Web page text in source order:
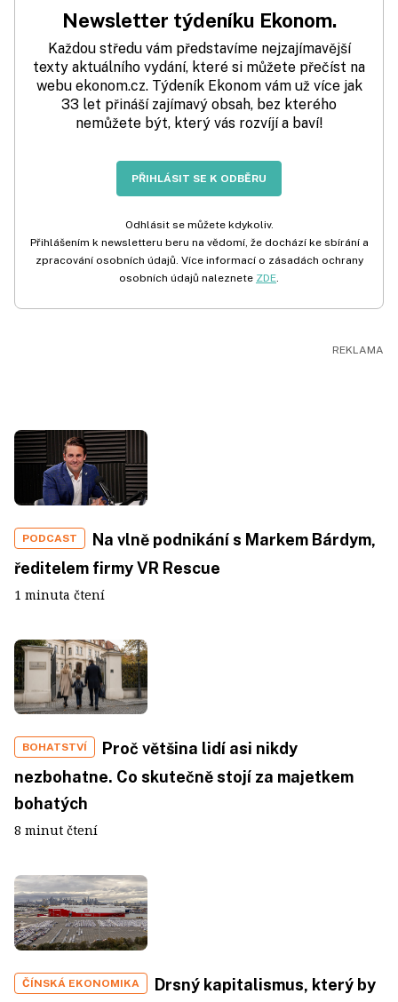
Newsletter týdeníku Ekonom.
Každou středu vám představíme nejzajímavější
texty aktuálního vydání, které si můžete přečíst na
webu ekonom.cz. Týdeník Ekonom vám už více jak
33 let přináší zajímavý obsah, bez kterého
nemůžete být, který vás rozvíjí a baví!
PŘIHLÁSIT SE K ODBĚRU
Odhlásit se můžete kdykoliv.
Přihlášením k newsletteru beru na vědomí, že dochází ke sbírání a
zpracování osobních údajů. Více informací o zásadách ochrany
osobních údajů naleznete ZDE.
PODCAST
Na vlně podnikání s Markem Bárdym,
ředitelem firmy VR Rescue
1 minuta čtení
BOHATSTVÍ
Proč většina lidí asi nikdy
nezbohatne. Co skutečně stojí za majetkem
bohatých
8 minut čtení
ČÍNSKÁ EKONOMIKA
Drsný kapitalismus, který by